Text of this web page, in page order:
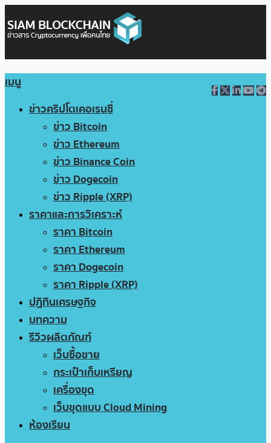
เมนู
ข่าวคริปโตเคอเรนซี่
ข่าว Bitcoin
ข่าว Ethereum
ข่าว Binance Coin
ข่าว Dogecoin
ข่าว Ripple (XRP)
ราคาและการวิเคราะห์
ราคา Bitcoin
ราคา Ethereum
ราคา Dogecoin
ราคา Ripple (XRP)
ปฏิทินเศรษฐกิจ
บทความ
รีวิวผลิตภัณฑ์
เว็บซื้อขาย
กระเป๋าเก็บเหรียญ
เครื่องขุด
เว็บขุดแบบ Cloud Mining
ห้องเรียน